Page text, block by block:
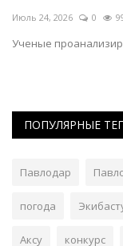
Июль 24, 2026 0
Ученые
ПОПУЛЯРНЫЕ
Павлодар
погода
Аксу конкурс